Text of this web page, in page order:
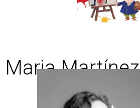
Maria Martínez